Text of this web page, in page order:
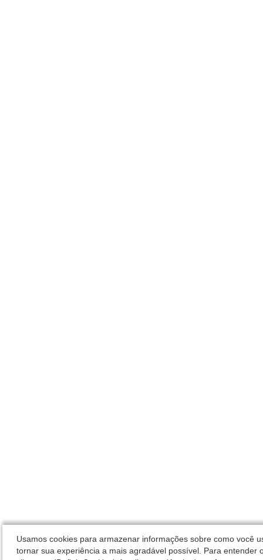
Usamos cookies para armazenar informações sobre como você
tornar sua experiência a mais agradável possível. Para entender